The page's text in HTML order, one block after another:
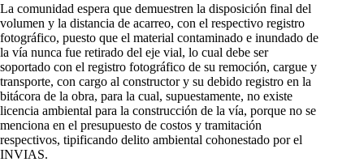
La comunidad espera que demuestren la disposición final del
volumen y la distancia de acarreo, con el respectivo registro
fotográfico, puesto que el material contaminado e inundado de
la vía nunca fue retirado del eje vial, lo cual debe ser
soportado con el registro fotográfico de su remoción, cargue y
transporte, con cargo al constructor y su debido registro en la
bitácora de la obra, para la cual, supuestamente, no existe
licencia ambiental para la construcción de la vía, porque no se
menciona en el presupuesto de costos y tramitación
respectivos, tipificando delito ambiental cohonestado por el
INVIAS.